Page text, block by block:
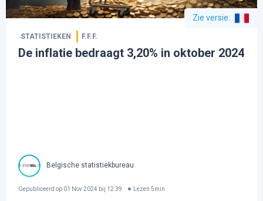
Zie versie:
STATISTIEKEN F.F.F.
De inflatie bedraagt 3,20% in oktober 2024
Belgische statistiekbureau
Gepubliceerd op 01 Nov 2024 bij 12:39 Lezen 5min